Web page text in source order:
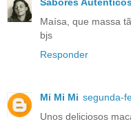
Maísa, que massa
bjs
Responder
Mi Mi Mi segunda-
Unos deliciosos